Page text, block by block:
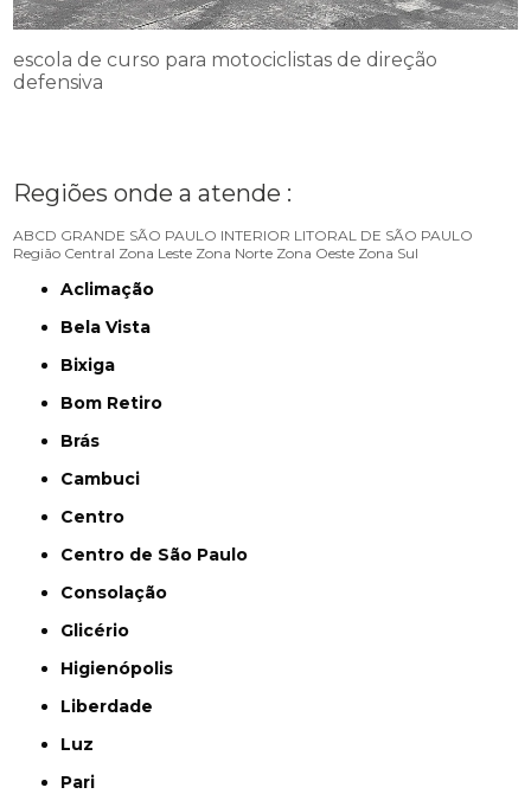
escola de curso para motociclistas de direção
defensiva
Regiões onde a atende :
ABCD GRANDE SÃO PAULO INTERIOR LITORAL DE SÃO PAULO
Região Central Zona Leste Zona Norte Zona Oeste Zona Sul
Aclimação
Bela Vista
Bixiga
Bom Retiro
Brás
Cambuci
Centro
Centro de São Paulo
Consolação
Glicério
Higienópolis
Liberdade
Luz
Pari